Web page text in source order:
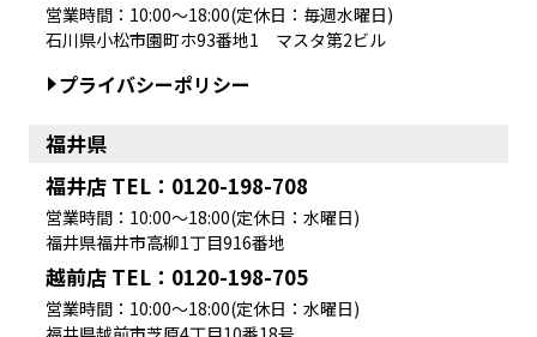
石川県小松市園町ホ93番地1 マスタ第2ビル
営業時間：10:00～18:00(定休日：毎週水曜日)
プライバシーポリシー
福井県
福井店 TEL：0120-198-708
営業時間：10:00～18:00(定休日：水曜日)
福井県福井市高柳1丁目916番地
越前店 TEL：0120-198-705
営業時間：10:00～18:00(定休日：水曜日)